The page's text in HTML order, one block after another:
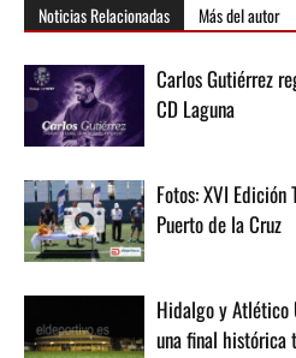
Noticias Relacionadas Más del autor
Carlos Gutiérrez
CD Laguna
Fotos: XVI
Puerto de la Cruz
Hidalgo y Atlético
una final histórica